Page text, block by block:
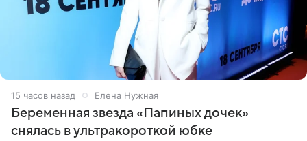
15 часов назад Елена Нужная
Беременная звезда «Папиных дочек»
снялась в ультракороткой юбке